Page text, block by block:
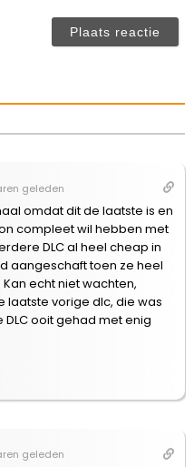
geleden
omdat dit de laatste is en
compleet wil hebben met
DLC al heel cheap in
aangeschaft toen ze heel
echt niet wachten,
laatste vorige dlc, die was
DLC ooit gehad met enig
geleden